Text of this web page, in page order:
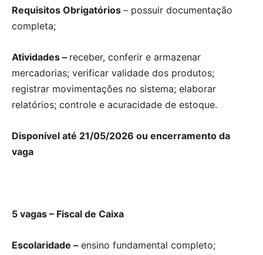
Requisitos Obrigatórios – possuir documentação
completa;
Atividades – receber, conferir e armazenar
mercadorias; verificar validade dos produtos;
registrar movimentações no sistema; elaborar
relatórios; controle e acuracidade de estoque.
Disponível até 21/05/2026 ou encerramento da
vaga
5 vagas – Fiscal de Caixa
Escolaridade – ensino fundamental completo;